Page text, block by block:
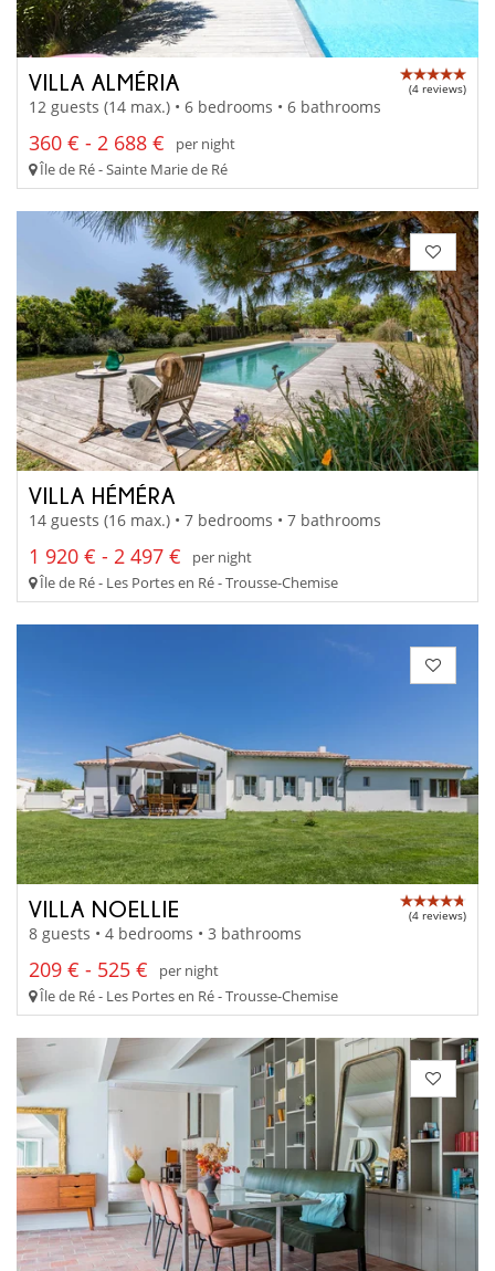
VILLA ALMÉRIA (4 reviews)
12 guests (14 max.) • 6 bedrooms • 6 bathrooms
360 € - 2 688 €
per night
Île de Ré - Sainte Marie de Ré
VILLA HÉMÉRA
14 guests (16 max.) • 7 bedrooms • 7 bathrooms
1 920 € - 2 497 €
per night
Île de Ré - Les Portes en Ré - Trousse-Chemise
VILLA NOELLIE (4 reviews)
8 guests • 4 bedrooms • 3 bathrooms
209 € - 525 €
per night
Île de Ré - Les Portes en Ré - Trousse-Chemise